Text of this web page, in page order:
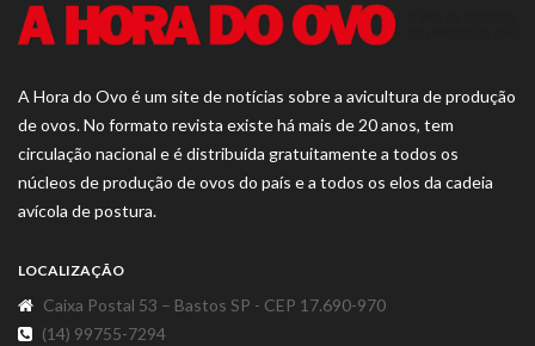
A Hora do Ovo é um site de notícias sobre a avicultura de produção
de ovos. No formato revista existe há mais de 20 anos, tem
circulação nacional e é distribuída gratuitamente a todos os
núcleos de produção de ovos do país e a todos os elos da cadeia
avícola de postura.
LOCALIZAÇÃO
Caixa Postal 53 – Bastos SP - CEP 17.690-970
(14) 99755-7294